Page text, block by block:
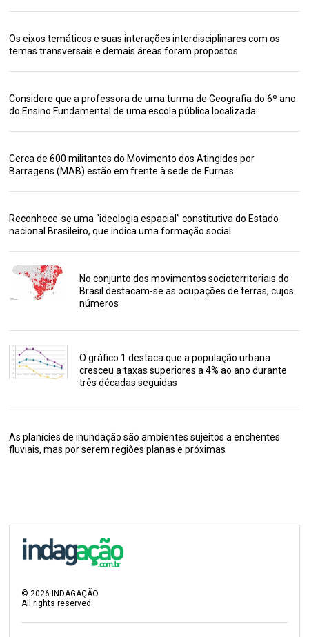
Os eixos temáticos e suas interações interdisciplinares com os
temas transversais e demais áreas foram propostos
Considere que a professora de uma turma de Geografia do 6º ano
do Ensino Fundamental de uma escola pública localizada
Cerca de 600 militantes do Movimento dos Atingidos por
Barragens (MAB) estão em frente à sede de Furnas
Reconhece-se uma “ideologia espacial” constitutiva do Estado
nacional Brasileiro, que indica uma formação social
No conjunto dos movimentos socioterritoriais do
Brasil destacam-se as ocupações de terras, cujos
números
O gráfico 1 destaca que a população urbana
cresceu a taxas superiores a 4% ao ano durante
três décadas seguidas
As planícies de inundação são ambientes sujeitos a enchentes
fluviais, mas por serem regiões planas e próximas
©2026 INDAGAÇÃO
All rights reserved.